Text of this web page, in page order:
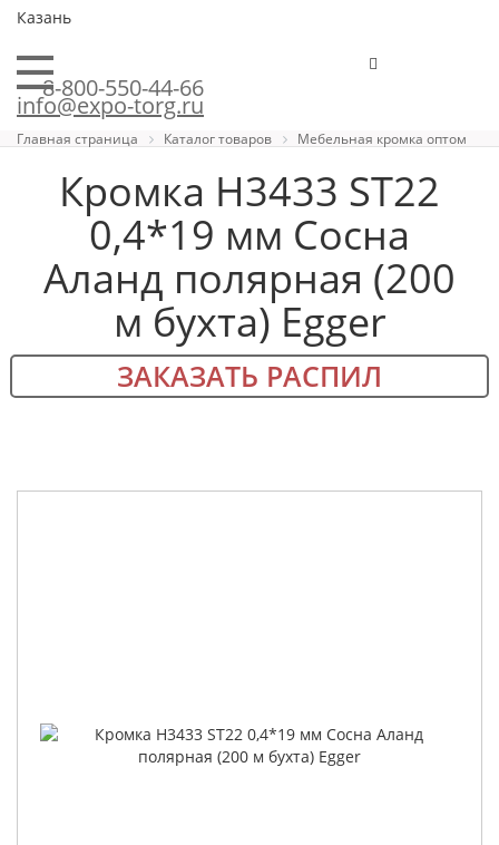
Казань
8-800-550-44-66
info@expo-torg.ru
Главная страница Каталог товаров Мебельная кромка оптом
Кромка H3433 ST22
0,4*19 мм Сосна
Аланд полярная (200
м бухта) Egger
ЗАКАЗАТЬ РАСПИЛ